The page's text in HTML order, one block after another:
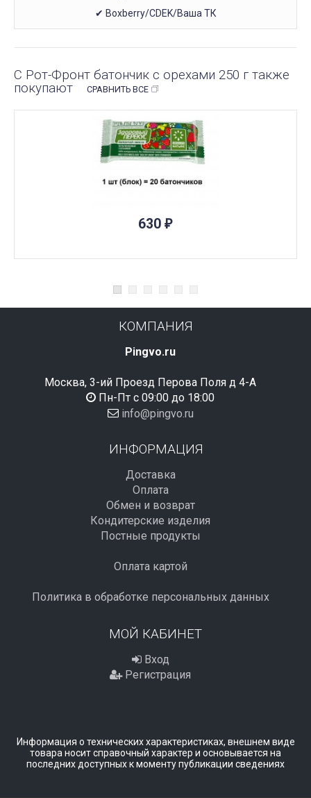
✔ Boxberry/CDEK/Ваша ТК
С Рот-Фронт батончик с орехами 250 г также
покупают
СРАВНИТЬ ВСЕ
630 ₽
КОМПАНИЯ
Pingvo.ru
Москва, 3-ий Проезд Перова Поля д 4-А
Пн-Пт с 09:00 до 18:00
info@pingvo.ru
ИНФОРМАЦИЯ
Доставка
Оплата
Обмен и возврат
Кондитерские изделия
Постные продукты
Оплата картой
Политика в обработке персональных данных
МОЙ КАБИНЕТ
Вход
Регистрация
Информация о технических характеристиках, внешнем виде
товара носит справочный характер и основывается на
последних доступных к моменту публикации сведениях